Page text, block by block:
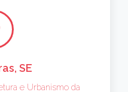
SE
e Urbanismo da